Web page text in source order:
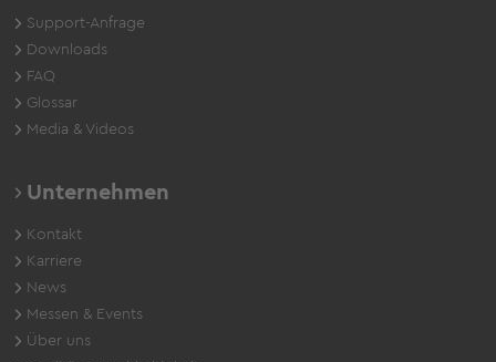
Support-Anfrage
Downloads
FAQ
Glossar
Media & Videos
Unternehmen
Kontakt
Karriere
News
Messen & Events
Über uns